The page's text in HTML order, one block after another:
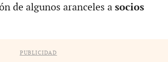
de algunos aranceles a socios
PUBLICIDAD